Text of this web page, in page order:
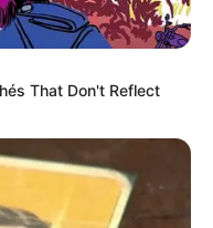
That Don't Reflect